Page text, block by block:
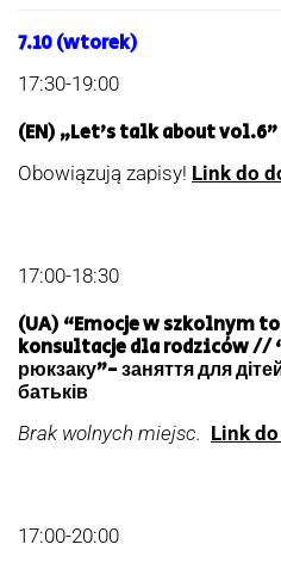
7.10(wtorek)
17:30-19:00
(EN) „Let’s talk about
Obowiązują zapisy! Link do
17:00-18:30
(UA) “Emocje w szkolnym
konsultacje dla rodziców //
рюкзаку”- заняття для
батьків
Brak wolnych miejsc. Link
17:00-20:00